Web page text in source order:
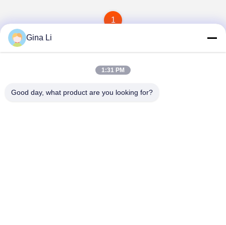
1
Gina Li
1:31 PM
Good day, what product are you looking for?